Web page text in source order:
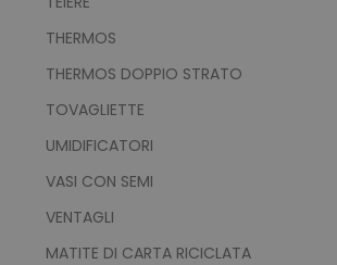
THERMOS
THERMOS DOPPIO STRATO
TOVAGLIETTE
UMIDIFICATORI
VASI CON SEMI
VENTAGLI
MATITE DI CARTA RICICLATA
funzionalità principali del sito web come
Il sito web non può essere utilizzato
necessari.
Nome